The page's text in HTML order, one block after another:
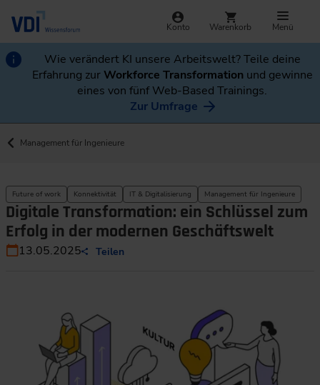
Konto Warenkorb Menü
Wie verändert KI unsere Arbeitswelt? Teile deine
Erfahrung zurWorkforce Transformation und gewinne
eines von fünf Web-Based Trainings.
Zur Umfrage
Management für Ingenieure
Future of work Konnektivität IT & Digitalisierung Management für Ingenieure
Digitale Transformation: ein Schlüssel zum
Erfolg in der modernen Geschäftswelt
13.05.2025 Teilen